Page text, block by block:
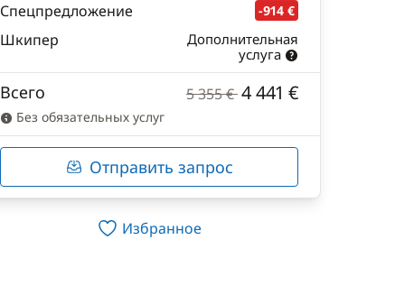
Спецпредложение -914 €
Шкипер
Дополнительная
услуга
Всего 5 355 €4 441 €
Без обязательных услуг
Отправить запрос
Избранное